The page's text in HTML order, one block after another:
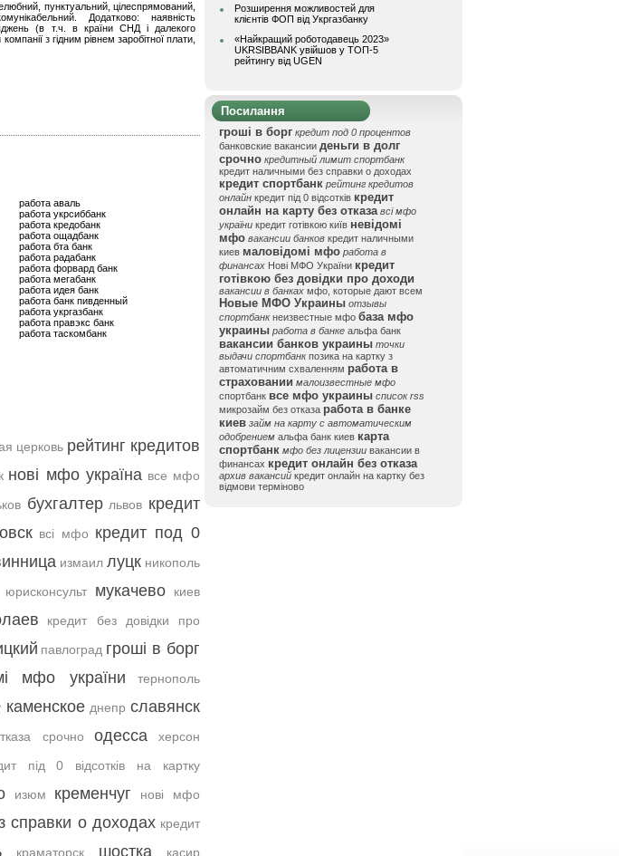
пунктуальний, цілеспрямований,
Додатково: наявність
(в т.ч. в країни СНД і далекого
з гідним рівнем заробітної плати,
работа аваль
работа укрсиббанк
работа кредобанк
работа ощадбанк
работа бта банк
работа радабанк
работа форвард банк
работа мегабанк
работа идея банк
работа банк пивденный
работа укргазбанк
работа правэкс банк
работа таскомбанк
церковь рейтинг кредитов
нові мфо україна все мфо
бухгалтер львов кредит
всі мфо кредит под 0
измаил луцк никополь
юрисконсульт мукачево киев
кредит без довідки про
павлоград гроші в борг
мфо україни тернополь
каменское днепр славянск
срочно одесса херсон
під 0 відсотків на картку
изюм кременчуг нові мфо
справки о доходах кредит
краматорск шостка касир
Розширення можливостей для
клієнтів ФОП від Укргазбанку
«Найкращий роботодавець 2023»
UKRSIBBANK увійшов у ТОП-5
рейтингу від UGEN
Посилання
гроші в борг кредит под 0 процентов
банковские вакансии деньги в долг
срочно кредитный лимит спортбанк
кредит наличными без справки о доходах
кредит спортбанк рейтинг кредитов
онлайн кредит під 0 відсотків кредит
онлайн на карту без отказа всі мфо
україни кредит готівкою київ невідомі
мфо вакансии банков кредит наличными
киев маловідомі мфо работа в
финансах Нові МФО України кредит
готівкою без довідки про доходи
вакансии в банках мфо, которые дают всем
Новые МФО Украины отзывы
спортбанк неизвестные мфо база мфо
украины работа в банке альфа банк
вакансии банков украины точки
выдачи спортбанк позика на картку з
автоматичним схваленням работа в
страховании малоизвестные мфо
спортбанк все мфо украины список rss
микрозайм без отказа работа в банке
киев займ на карту с автоматическим
одобрением альфа банк киев карта
спортбанк мфо без лицензии вакансии в
финансах кредит онлайн без отказа
архив вакансий кредит онлайн на картку без
відмови терміново